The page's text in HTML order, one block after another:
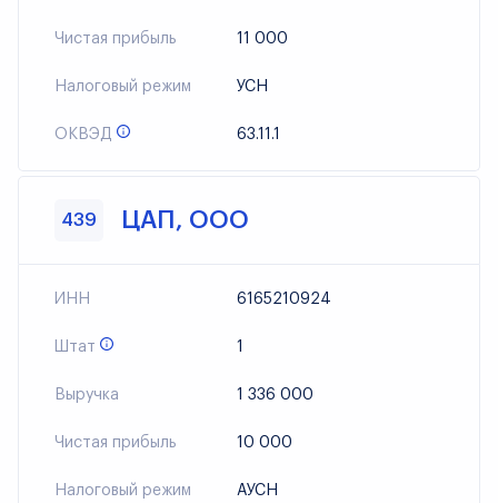
Чистая прибыль 11 000
Налоговый режим УСН
ОКВЭД 63.11.1
439 ЦАП, ООО
ИНН 6165210924
Штат 1
Выручка 1 336 000
Чистая прибыль 10 000
Налоговый режим АУСН